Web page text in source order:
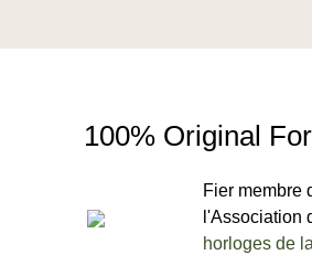
100% Original
Fier membre
l'Association
horloges de